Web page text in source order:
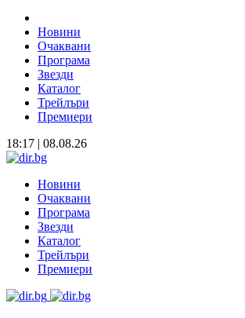
Новини
Очаквани
Програма
Звезди
Каталог
Трейлъри
Премиери
18:17 | 08.08.26
Новини
Очаквани
Програма
Звезди
Каталог
Трейлъри
Премиери